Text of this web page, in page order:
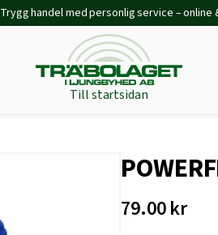
Trygg handel med personlig service – online
Till startsidan
79.00kr